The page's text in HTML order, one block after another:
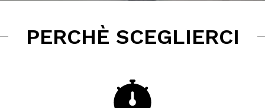
PERCHÈ SCEGLIERCI